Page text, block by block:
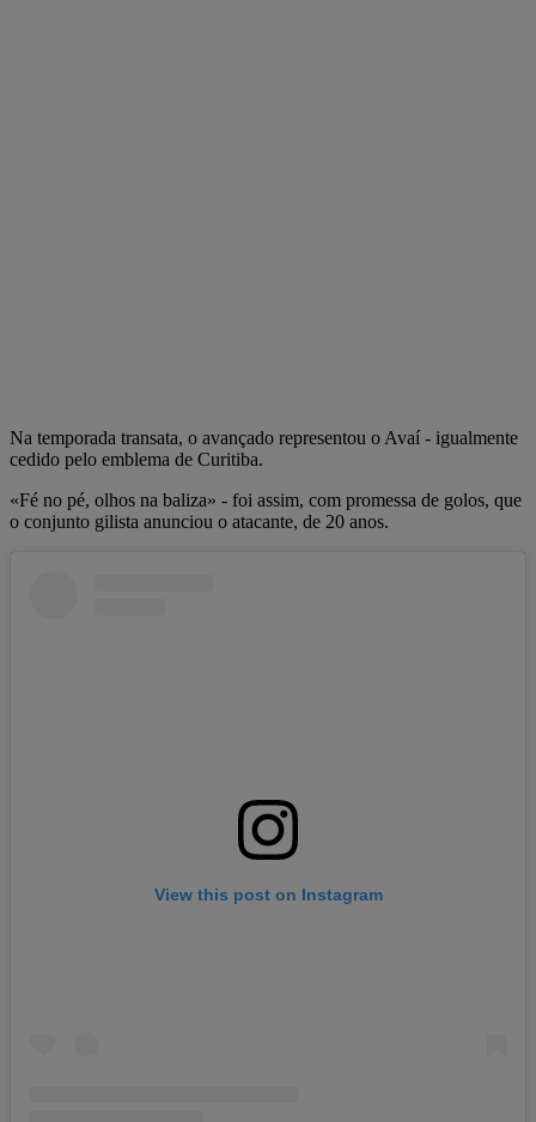
Na temporada transata, o avançado representou o Avaí - igualmente
cedido pelo emblema de Curitiba.
«Fé no pé, olhos na baliza» - foi assim, com promessa de golos, que
o conjunto gilista anunciou o atacante, de 20 anos.
View this post on Instagram